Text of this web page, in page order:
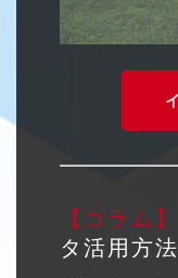
【コラム】
タ活用方法